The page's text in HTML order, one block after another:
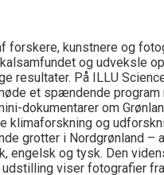
forskere, kunstnere og
og udveksle
resultater. På ILLU
et spændende program
dokumentarer om
klimaforskning og
grotter i Nordgrønland –
engelsk og tysk. Den
viser fotografier